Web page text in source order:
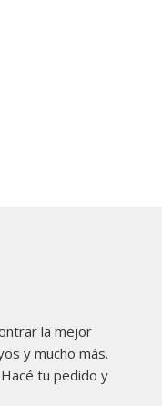
la mejor
y mucho más.
tu pedido y